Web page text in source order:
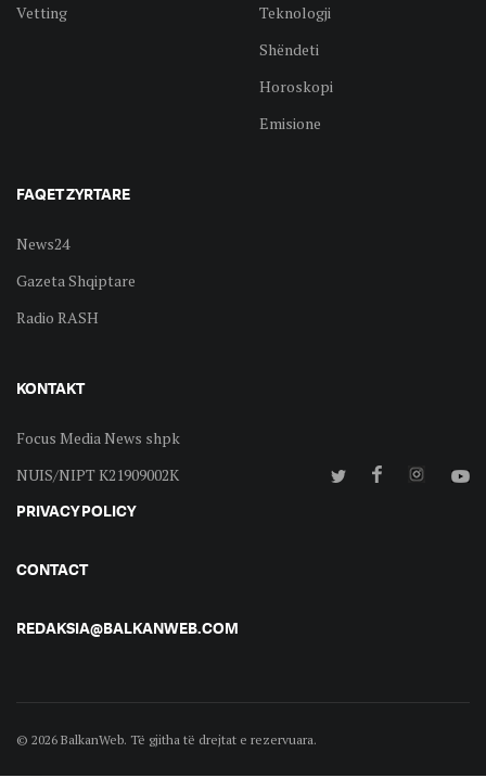
Vetting
Teknologji
Shëndeti
Horoskopi
Emisione
FAQET ZYRTARE
News24
Gazeta Shqiptare
Radio RASH
KONTAKT
Focus Media News shpk
NUIS/NIPT K21909002K
PRIVACY POLICY
CONTACT
REDAKSIA@BALKANWEB.COM
© 2026 BalkanWeb. Të gjitha të drejtat e rezervuara.